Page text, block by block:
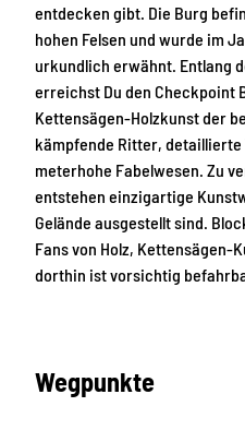
entdecken gibt. Die Burg
hohen Felsen und wurde im
urkundlich erwähnt. Entlang
erreichst Du den Checkpoint
Kettensägen-Holzkunst der
kämpfende Ritter,
meterhohe Fabelwesen. Zu
entstehen einzigartige
Gelände ausgestellt sind.
Fans von Holz, Kettensägen-
dorthin ist vorsichtig
Wegpunkte